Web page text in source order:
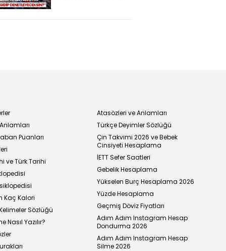
Açıklama: Algı
Puanları
ve Türk Tarihi
Kaç Kalori
Sözlüğü
Nasıl Yazılır?
Atasözleri ve Anlamları
Türkçe Deyimler Sözlüğü
Çin Takvimi 2026 ve Bebek
Cinsiyeti Hesaplama
İETT Sefer Saatleri
Gebelik Hesaplama
Yükselen Burç Hesaplama 2026
Yüzde Hesaplama
Geçmiş Döviz Fiyatları
Adım Adım Instagram Hesap
Dondurma 2026
Adım Adım Instagram Hesap
Silme 2026